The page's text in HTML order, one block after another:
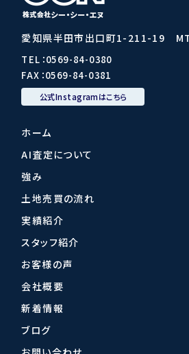
愛知県半田市出口町1-211-19
TEL：0569-84-0380
FAX：0569-84-0381
公式Instagramはこちら
ホーム
AI査定について
強み
土地売買の流れ
実績紹介
スタッフ紹介
お客様の声
会社概要
新着情報
ブログ